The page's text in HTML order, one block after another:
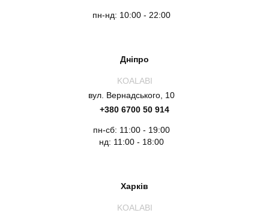
пн-нд: 10:00 - 22:00
Дніпро
KOALABI
вул. Вернадського, 10
+380 6700 50 914
пн-сб: 11:00 - 19:00
нд: 11:00 - 18:00
Харків
KOALABI